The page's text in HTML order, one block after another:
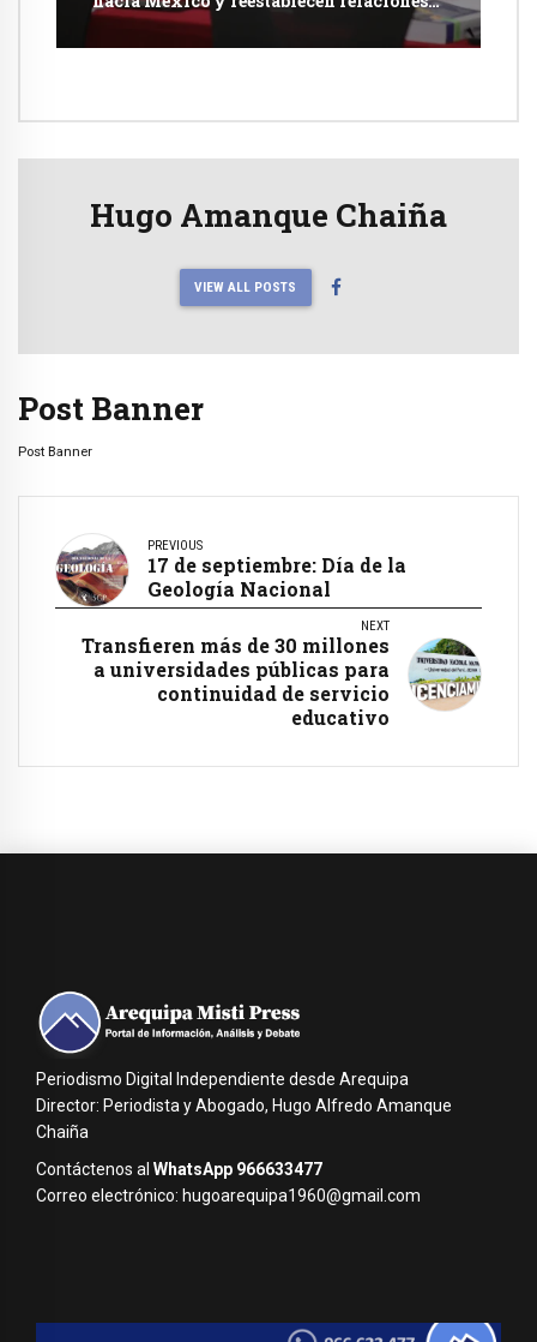
con dicho país
Hugo Amanque Chaiña
VIEW ALL POSTS
Post Banner
Post Banner
PREVIOUS
17 de septiembre: Día de la
Geología Nacional
NEXT
Transfieren más de 30 millones
a universidades públicas para
continuidad de servicio
educativo
Periodismo Digital Independiente desde Arequipa
Director: Periodista y Abogado, Hugo Alfredo Amanque
Chaiña
Contáctenos al WhatsApp 966633477
Correo electrónico: hugoarequipa1960@gmail.com